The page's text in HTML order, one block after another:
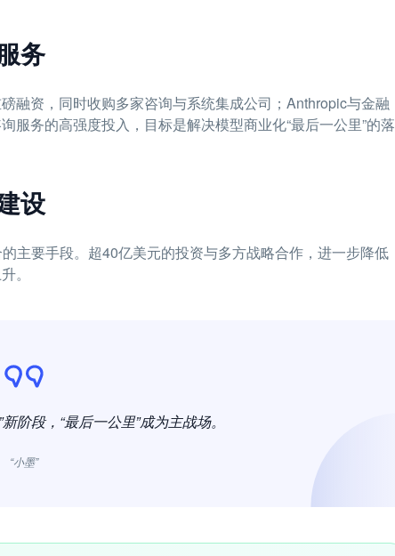
务
融资，同时收购多家咨询与系统集成公司；Anthropic与金融
服务的高强度投入，目标是解决模型商业化“最后一公里”的落
设
主要手段。超40亿美元的投资与多方战略合作，进一步降低
。
阶段，“最后一公里”成为主战场。
“小墨”